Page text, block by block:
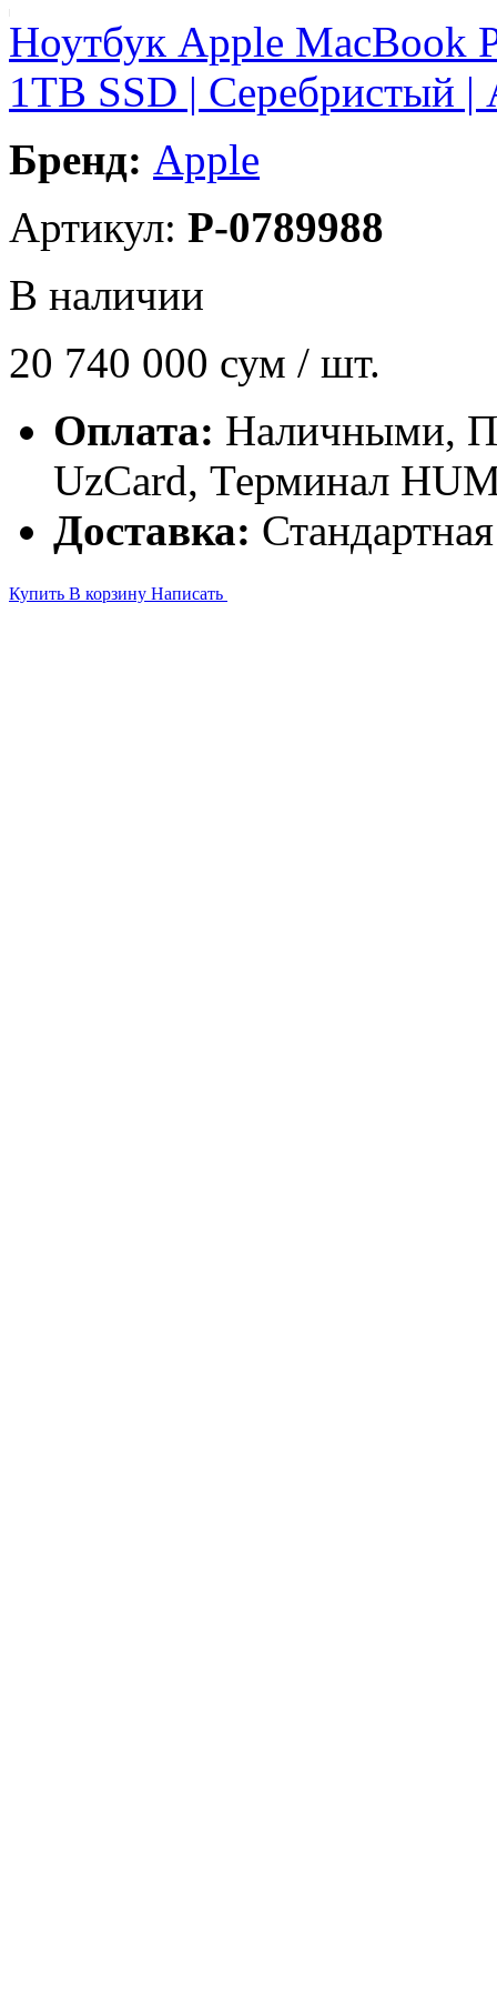
Ноутбук Apple MacBook
1TB SSD | Серебристый |
Бренд: Apple
Артикул: P-0789988
В наличии
20 740 000 сум / шт.
Оплата: Наличными,
UzCard, Терминал
Доставка:
Купить В корзину Написать